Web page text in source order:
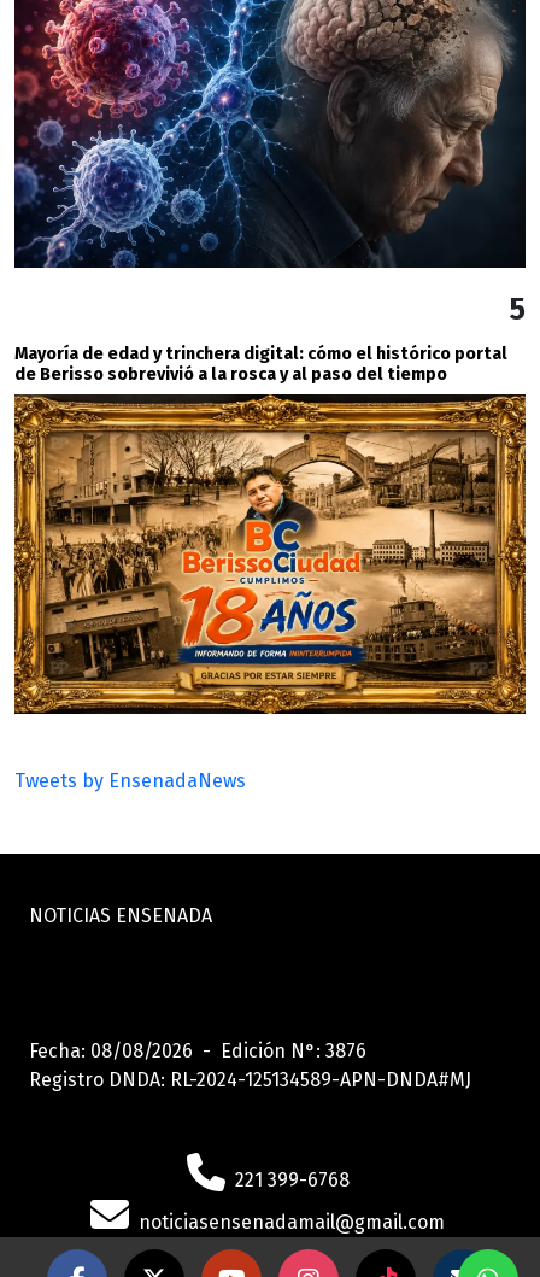
5
Mayoría de edad y trinchera digital: cómo el histórico portal
de Berisso sobrevivió a la rosca y al paso del tiempo
Tweets by EnsenadaNews
NOTICIAS ENSENADA
Fecha: 08/08/2026 - Edición N°: 3876
Registro DNDA: RL-2024-125134589-APN-DNDA#MJ
221 399-6768
noticiasensenadamail@gmail.com